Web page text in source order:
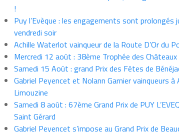
!
Puy l’Evèque : les engagements sont prolongés
vendredi soir
Achille Waterlot vainqueur de la Route D’Or du
Mercredi 12 août : 38ème Trophée des Châteaux
Samedi 15 Août : grand Prix des Fêtes de
Gabriel Peyencet et Nolann Garnier vainqueurs à
Limouzine
Samedi 8 août : 67ème Grand Prix de PUY
Saint Gérard
Gabriel Peyencet s’impose au Grand Prix de